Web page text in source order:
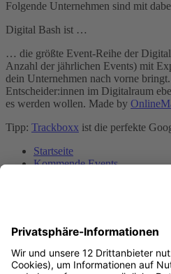
Folgende Unternehmen sind mit
Digital Bash ist …
… die größte Event-Reihe der
Anzahl der jährlichen Events) mit
dein Unternehmen nach vorne
Entscheider:innen im Digitalraum
es werden wollen. Made by
Tipp: Trackboxx ist die perfekte
Startseite
Kommende Events
Account erstellen
Podcast
Kontakt